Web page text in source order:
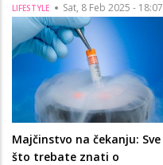
LIFESTYLE Sat, 8 Feb 2025 - 18:07
Majčinstvo na čekanju: Sve
što trebate znati o